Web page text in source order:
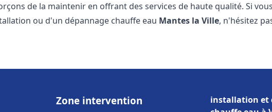
de la maintenir en offrant des services de haute qualité. Si
ou d'un dépannage chauffe eau Mantes la Ville, n'hésitez
Zone intervention
installation et